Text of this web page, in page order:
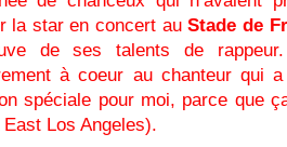
la star en concert auStade de
de ses talents de
à coeur au chanteur qui
spéciale pour moi, parce que
Los Angeles).